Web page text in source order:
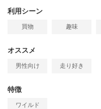
利用シーン
買物 趣味
オススメ
男性向け 走り好き
特徴
ワイルド